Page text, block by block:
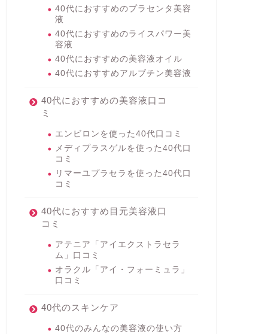
40代におすすめのプラセンタ美容
液
40代におすすめのライスパワー美
容液
40代におすすめの美容液オイル
40代におすすめアルブチン美容液
40代におすすめの美容液口コ
ミ
エンビロンを使った40代口コミ
メディプラスゲルを使った40代口
コミ
リマーユプラセラを使った40代口
コミ
40代におすすめ目元美容液口
コミ
アテニア「アイエクストラセラ
ム」口コミ
オラクル「アイ・フォーミュラ」
口コミ
40代のスキンケア
40代のみんなの美容液の使い方